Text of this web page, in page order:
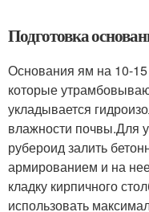
Подготовка
Основания ям на 10-
которые
укладывается
влажности почвы.Для
рубероид залить
армированием и на
кладку кирпичного
использовать